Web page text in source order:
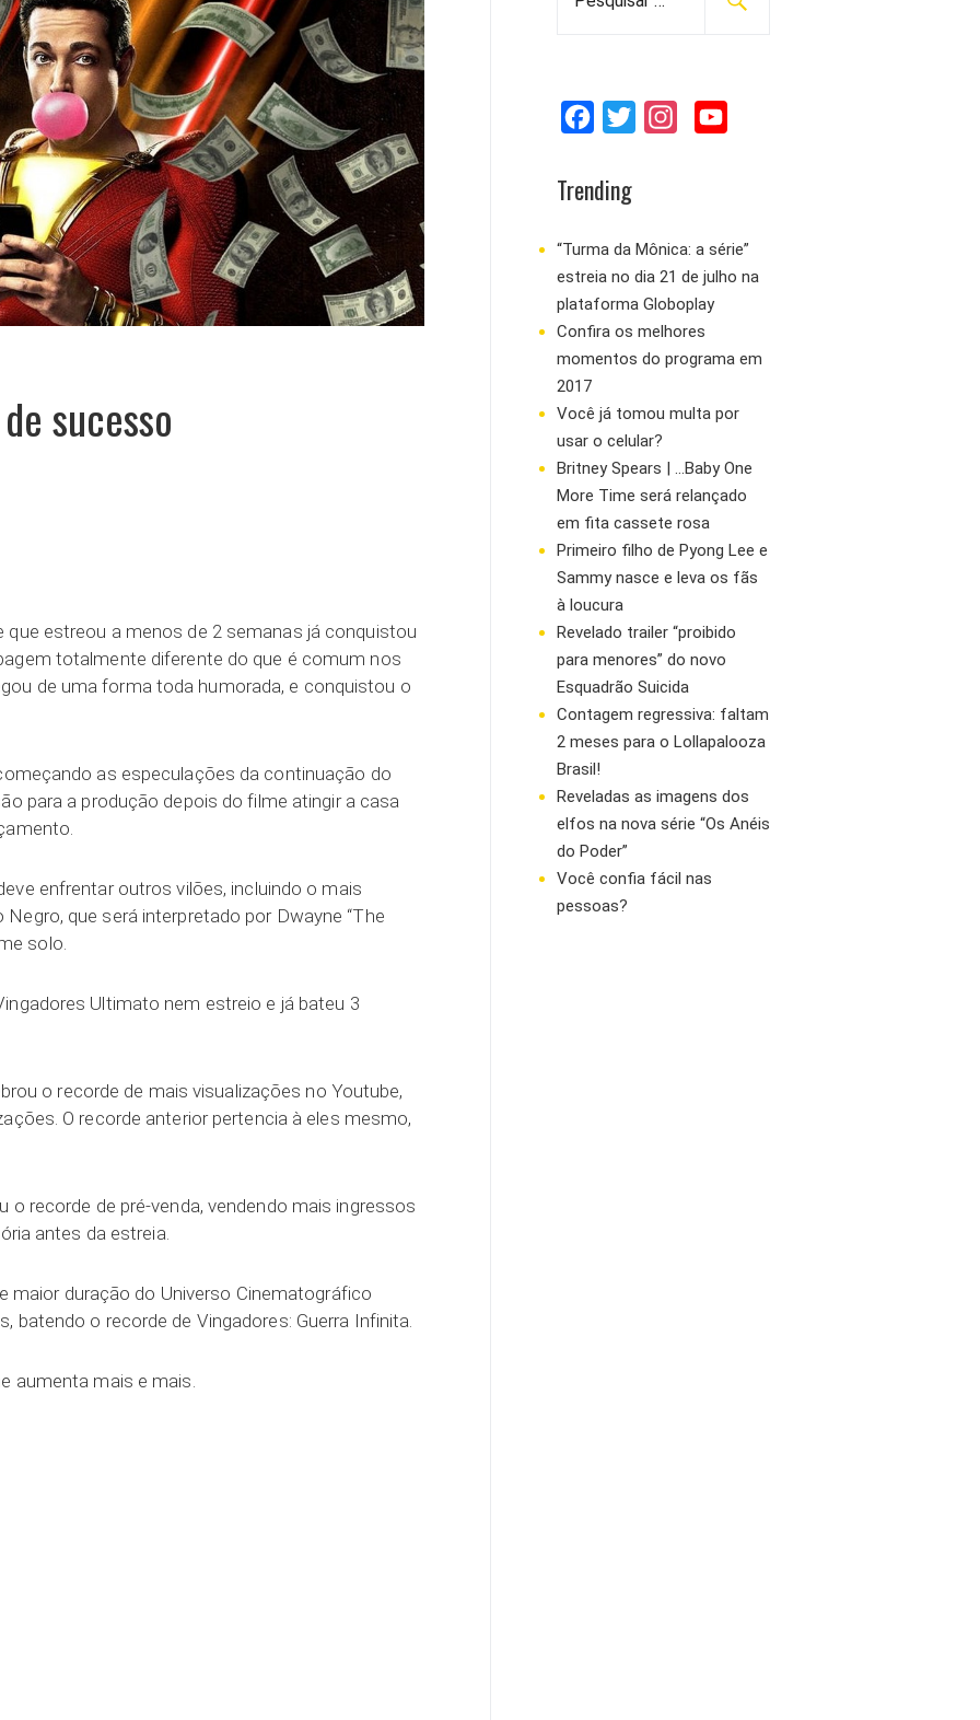
sucesso
que estreou a menos de 2 semanas já conquistou
totalmente diferente do que é comum nos
de uma forma toda humorada, e conquistou o
as especulações da continuação do
para a produção depois do filme atingir a casa
enfrentar outros vilões, incluindo o mais
que será interpretado por Dwayne “The
solo.
Ultimato nem estreio e já bateu 3
o recorde de mais visualizações no Youtube,
O recorde anterior pertencia à eles mesmo,
recorde de pré-venda, vendendo mais ingressos
antes da estreia.
maior duração do Universo Cinematográfico
batendo o recorde de Vingadores: Guerra Infinita.
aumenta mais e mais.
r
o
r
:
c
b
o
o
t
e
r
a
g
r
u
b
Trending
“Turma da Mônica: a série”
estreia no dia 21 de julho na
plataforma Globoplay
Confira os melhores
momentos do programa em
2017
Você já tomou multa por
usar o celular?
Britney Spears | ...Baby One
More Time será relançado
em fita cassete rosa
Primeiro filho de Pyong Lee e
Sammy nasce e leva os fãs
à loucura
Revelado trailer “proibido
para menores” do novo
Esquadrão Suicida
Contagem regressiva: faltam
2 meses para o Lollapalooza
Brasil!
Reveladas as imagens dos
elfos na nova série “Os Anéis
do Poder”
Você confia fácil nas
pessoas?